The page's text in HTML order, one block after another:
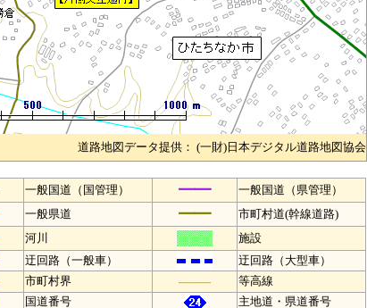
道路地図データ提供： (一財)日本デジタル道路地図協会
一般国道（国管理） ━━ 一般国道（県管理）
一般県道 ━━ 市町村道(幹線道路)
河川
施設
迂回路（一般車）
迂回路（大型車）
市町村界 ――
等高線
国道番号 主地道・県道番号